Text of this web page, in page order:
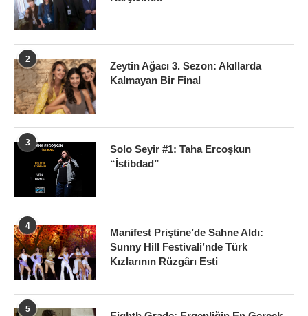
2
Zeytin Ağacı 3. Sezon: Akıllarda
Kalmayan Bir Final
3
Solo Seyir #1: Taha Ercoşkun
“İstibdad”
4
Manifest Priştine’de Sahne Aldı:
Sunny Hill Festivali’nde Türk
Kızlarının Rüzgârı Esti
5